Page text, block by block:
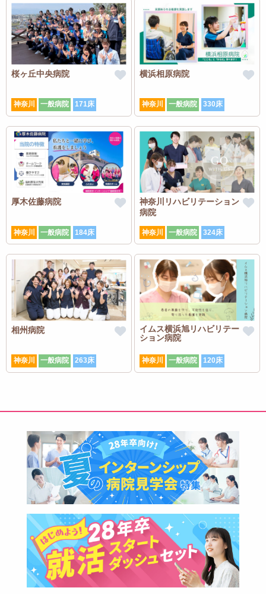
桜ヶ丘中央病院
神奈川 一般病院 171床
横浜相原病院
神奈川 一般病院 330床
厚木佐藤病院
神奈川 一般病院 184床
神奈川リハビリテーション
病院
神奈川 一般病院 324床
相州病院
神奈川 一般病院 263床
イムス横浜旭リハビリテー
ション病院
神奈川 一般病院 120床